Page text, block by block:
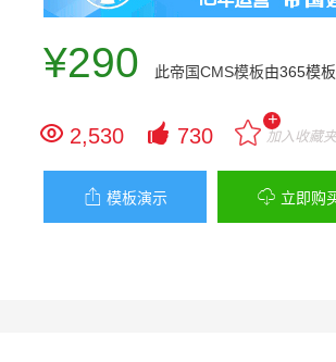
¥290 此帝国CMS模板由365模
 2,530  730
+
加入收藏夹
 模板演示  立即购